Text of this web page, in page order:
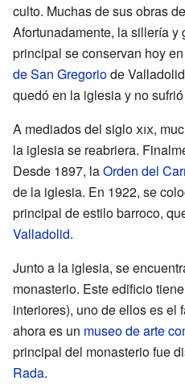
culto. Muchas de sus obras
Afortunadamente, la sillería y
principal se conservan hoy
de San Gregoriode
quedó en la iglesia y no
A mediados del sigloxix,
la iglesia se reabriera.
Desde 1897, laOrden del
de la iglesia. En 1922, se
principal de estilo barroco,
Valladolid.
Junto a la iglesia, se
monasterio. Este edificio
interiores), uno de ellos es el
ahora es un museo de arte
principal del monasterio fue
Rada.